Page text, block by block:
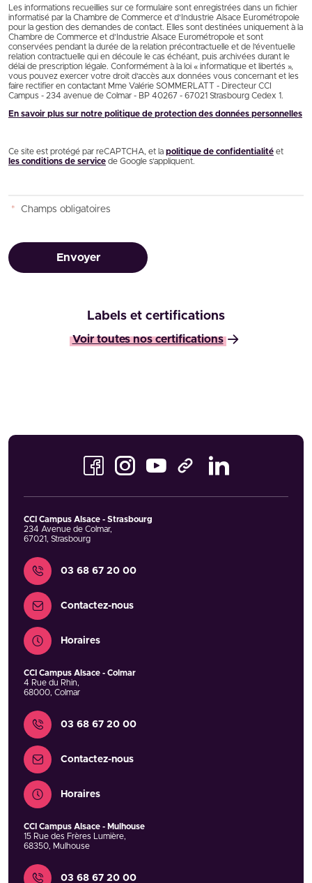
Les informations recueillies sur ce formulaire sont enregistrées dans un fichier
informatisé par la Chambre de Commerce et d’Industrie Alsace Eurométropole
pour la gestion des demandes de contact. Elles sont destinées uniquement à la
Chambre de Commerce et d’Industrie Alsace Eurométropole et sont
conservées pendant la durée de la relation précontractuelle et de l’éventuelle
relation contractuelle qui en découle le cas échéant, puis archivées durant le
délai de prescription légale. Conformément à la loi « informatique et libertés »,
vous pouvez exercer votre droit d'accès aux données vous concernant et les
faire rectifier en contactant Mme Valérie SOMMERLATT - Directeur CCI
Campus - 234 avenue de Colmar - BP 40267 - 67021 Strasbourg Cedex 1.
En savoir plus sur notre politique de protection des données personnelles
Ce site est protégé par reCAPTCHA, et la politique de confidentialité et
les conditions de service de Google s’appliquent.
* Champs obligatoires
Envoyer
Labels et certifications
Voir toutes nos certifications
FacebookInstagramYoutube TikTok
CCI Campus Alsace - Strasbourg
234 Avenue de Colmar,
67021, Strasbourg
Contact
03 68 67 20 00
Contactez-nous
Horaires
CCI Campus Alsace - Colmar
4 Rue du Rhin,
68000, Colmar
Contact
03 68 67 20 00
Contactez-nous
Horaires
CCI Campus Alsace - Mulhouse
15 Rue des Frères Lumière,
68350, Mulhouse
Contact
03 68 67 20 00